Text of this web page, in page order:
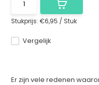
Vergelijk
Stukprijs:€6,95 / Stuk
Er zijn vele redenen